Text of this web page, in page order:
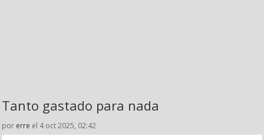
Tanto gastado para nada
por erre el 4 oct 2025, 02:42